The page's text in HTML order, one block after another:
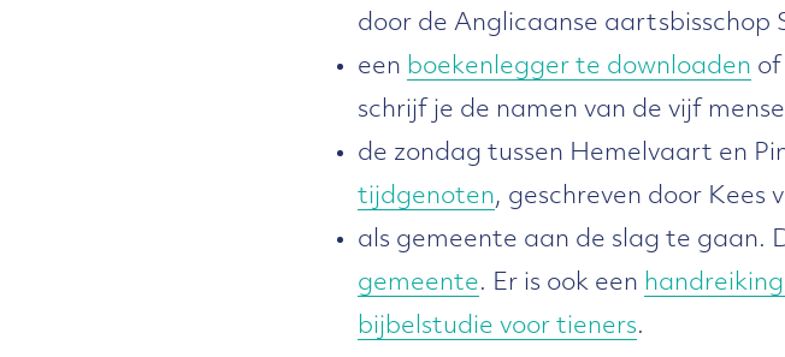
door de Anglicaanse
een boekenlegger te downloaden of
schrijf je de namen van de vijf
de zondag tussen Hemelvaart en
tijdgenoten, geschreven door Kees
als gemeente aan de slag te gaan.
gemeente. Er is ook een
bijbelstudie voor tieners.